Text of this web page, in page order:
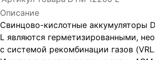
Описание
Свинцово-кислотные аккумуляторы
L являются герметизированными,
с системой рекомбинации газов